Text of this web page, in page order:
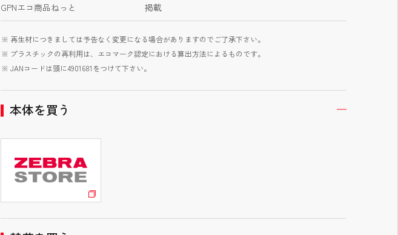
GPNエコ商品ねっと 掲載
再生材につきましては予告なく変更になる場合がありますのでご了承下さい。
プラスチックの再利用は、エコマーク認定における算出方法によるものです。
JANコードは頭に4901681をつけて下さい。
本体を買う